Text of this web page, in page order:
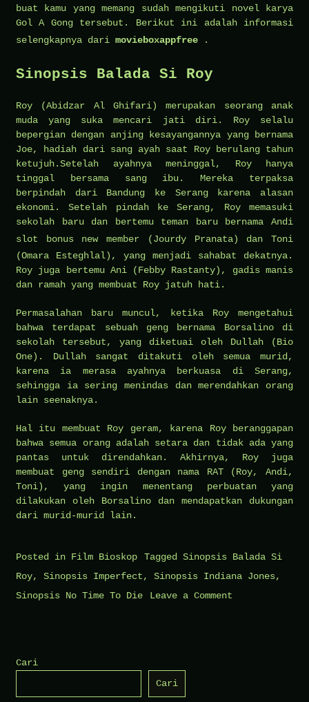
buat kamu yang memang sudah mengikuti novel karya
Gol A Gong tersebut. Berikut ini adalah informasi
selengkapnya dari movieboxappfree .
Sinopsis Balada Si Roy
Roy (Abidzar Al Ghifari) merupakan seorang anak
muda yang suka mencari jati diri. Roy selalu
bepergian dengan anjing kesayangannya yang bernama
Joe, hadiah dari sang ayah saat Roy berulang tahun
ketujuh.Setelah ayahnya meninggal, Roy hanya
tinggal bersama sang ibu. Mereka terpaksa
berpindah dari Bandung ke Serang karena alasan
ekonomi. Setelah pindah ke Serang, Roy memasuki
sekolah baru dan bertemu teman baru bernama Andi
slot bonus new member (Jourdy Pranata) dan Toni
(Omara Esteghlal), yang menjadi sahabat dekatnya.
Roy juga bertemu Ani (Febby Rastanty), gadis manis
dan ramah yang membuat Roy jatuh hati.
Permasalahan baru muncul, ketika Roy mengetahui
bahwa terdapat sebuah geng bernama Borsalino di
sekolah tersebut, yang diketuai oleh Dullah (Bio
One). Dullah sangat ditakuti oleh semua murid,
karena ia merasa ayahnya berkuasa di Serang,
sehingga ia sering menindas dan merendahkan orang
lain seenaknya.
Hal itu membuat Roy geram, karena Roy beranggapan
bahwa semua orang adalah setara dan tidak ada yang
pantas untuk direndahkan. Akhirnya, Roy juga
membuat geng sendiri dengan nama RAT (Roy, Andi,
Toni), yang ingin menentang perbuatan yang
dilakukan oleh Borsalino dan mendapatkan dukungan
dari murid-murid lain.
Posted in Film Bioskop Tagged Sinopsis Balada Si
Roy, Sinopsis Imperfect, Sinopsis Indiana Jones,
Sinopsis No Time To Die
Leave a Comment
Cari
Cari